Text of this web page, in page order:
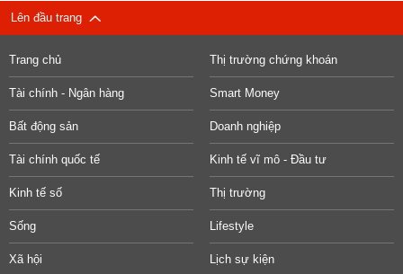
Lên đầu trang
Trang chủ Thị trường chứng khoán
Tài chính - Ngân hàng Smart Money
Bất động sản Doanh nghiệp
Tài chính quốc tế Kinh tế vĩ mô - Đầu tư
Kinh tế số Thị trường
Sống Lifestyle
Xã hội Lịch sự kiện